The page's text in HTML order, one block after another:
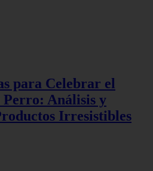
para Celebrar el
Perro: Análisis y
Irresistibles